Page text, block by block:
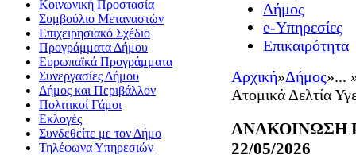
Κοινωνική Προστασία
Συμβούλιο Μεταναστών
Επιχειρησιακό Σχέδιο
Προγράμματα Δήμου
Ευρωπαϊκά Προγράμματα
Συνεργασίες Δήμου
Δήμος και Περιβάλλον
Πολιτικοί Γάμοι
Εκλογές
Συνδεθείτε με τον Δήμο
Τηλέφωνα Υπηρεσιών
Δήμος
e-Υπηρεσίες
Επικαιρότητα
Αρχική»Δήμος»...
Ατομικά Δελτία
ΑΝΑΚΟΙΝΩΣΗ
22/05/2026